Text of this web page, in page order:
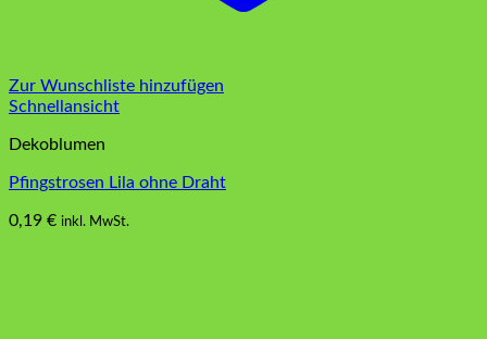
Zur Wunschliste hinzufügen
Schnellansicht
Dekoblumen
Pfingstrosen Lila ohne Draht
0,19 € inkl. MwSt.